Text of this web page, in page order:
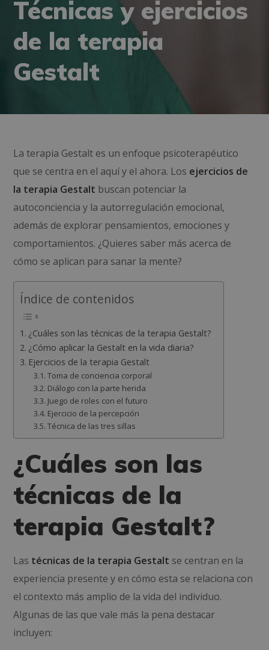
Técnicas y ejercicios
de la terapia
Gestalt
La terapia Gestalt es un enfoque psicoterapéutico
que se centra en el aquí y el ahora. Los ejercicios de
la terapia Gestalt buscan potenciar la
autoconciencia y la autorregulación emocional,
además de explorar pensamientos, emociones y
comportamientos. ¿Quieres saber más acerca de
cómo se aplican para sanar la mente?
Índice de contenidos
¿Cuáles son las técnicas de la terapia Gestalt?
¿Cómo aplicar la Gestalt en la vida diaria?
Ejercicios de la terapia Gestalt
Toma de conciencia corporal
Diálogo con la parte herida
Juego de roles con el futuro
Ejercicio de la percepción
Técnica de las tres sillas
¿Cuáles son las
técnicas de la
terapia Gestalt?
Las técnicas de la terapia Gestalt se centran en la
experiencia presente y en cómo esta se relaciona con
el contexto más amplio de la vida del individuo.
Algunas de las que vale más la pena destacar
incluyen: